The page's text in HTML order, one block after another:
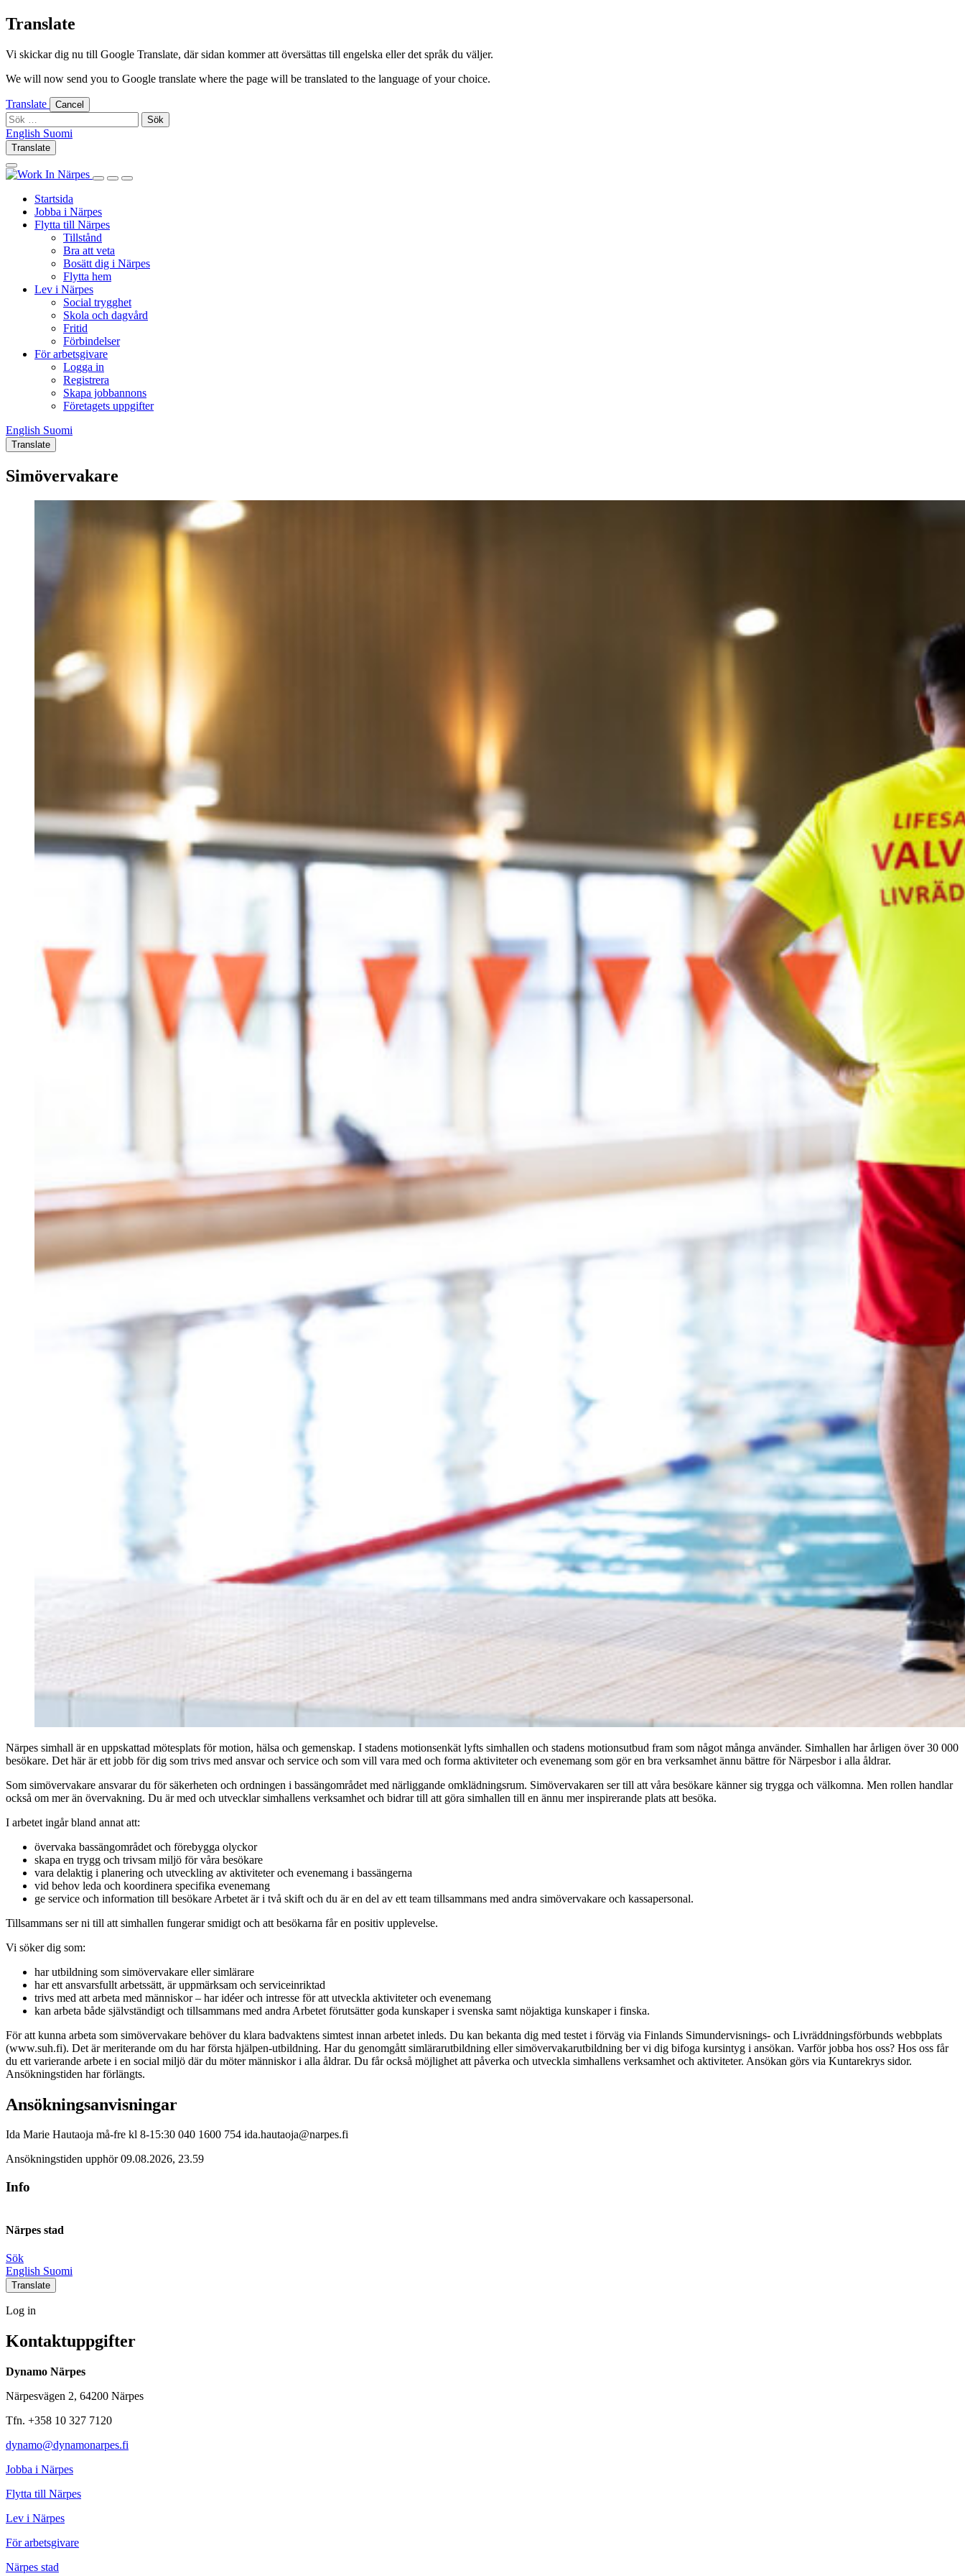
Skip
to
Translate
Vi skickar dig nu till Google Translate, där sidan kommer att översättas till engelska eller det språk du väljer.
We will now send you to Google translate where the page will be translated to the language of your choice.
Translate Cancel
Sök
efter:
English English
Suomi
Translate
Log
inSearch
this
LogSearchShow
Startsida
Jobba i Närpes
Flytta till Närpes
Tillstånd
Bra att veta
Bosätt dig i Närpes
Flytta hem
Lev i Närpes
Social trygghet
Skola och dagvård
Fritid
Förbindelser
För arbetsgivare
Logga in
Registrera
Skapa jobbannons
Företagets uppgifter
English English
Suomi
Translate
Simövervakare
Närpes simhall är en uppskattad mötesplats för motion, hälsa och gemenskap. I stadens motionsenkät lyfts simhallen och stadens motionsutbud fram som något många använder. Simhallen har årligen över 30 000
besökare. Det här är ett jobb för dig som trivs med ansvar och service och som vill vara med och forma aktiviteter och evenemang som gör en bra verksamhet ännu bättre för Närpesbor i alla åldrar.
Som simövervakare ansvarar du för säkerheten och ordningen i bassängområdet med närliggande omklädningsrum. Simövervakaren ser till att våra besökare känner sig trygga och välkomna. Men rollen handlar
också om mer än övervakning. Du är med och utvecklar simhallens verksamhet och bidrar till att göra simhallen till en ännu mer inspirerande plats att besöka.
I arbetet ingår bland annat att:
övervaka bassängområdet och förebygga olyckor
skapa en trygg och trivsam miljö för våra besökare
vara delaktig i planering och utveckling av aktiviteter och evenemang i bassängerna
vid behov leda och koordinera specifika evenemang
ge service och information till besökare Arbetet är i två skift och du är en del av ett team tillsammans med andra simövervakare och kassapersonal.
Tillsammans ser ni till att simhallen fungerar smidigt och att besökarna får en positiv upplevelse.
Vi söker dig som:
har utbildning som simövervakare eller simlärare
har ett ansvarsfullt arbetssätt, är uppmärksam och serviceinriktad
trivs med att arbeta med människor – har idéer och intresse för att utveckla aktiviteter och evenemang
kan arbeta både självständigt och tillsammans med andra Arbetet förutsätter goda kunskaper i svenska samt nöjaktiga kunskaper i finska.
För att kunna arbeta som simövervakare behöver du klara badvaktens simtest innan arbetet inleds. Du kan bekanta dig med testet i förväg via Finlands Simundervisnings- och Livräddningsförbunds webbplats
(www.suh.fi). Det är meriterande om du har första hjälpen-utbildning. Har du genomgått simlärarutbildning eller simövervakarutbildning ber vi dig bifoga kursintyg i ansökan. Varför jobba hos oss? Hos oss får
du ett varierande arbete i en social miljö där du möter människor i alla åldrar. Du får också möjlighet att påverka och utveckla simhallens verksamhet och aktiviteter. Ansökan görs via Kuntarekrys sidor.
Ansökningstiden har förlängts.
Ansökningsanvisningar
Ida Marie Hautaoja må-fre kl 8-15:30 040 1600 754 ida.hautaoja@narpes.fi
Ansökningstiden upphör 09.08.2026, 23.59
Info
Närpes stad
Sök
Social
link
Social
link
Social
link
Social
link
English Suomi
Translate
Log
Log in
Kontaktuppgifter
Dynamo Närpes
Närpesvägen 2, 64200 Närpes
Tfn. +358 10 327 7120
dynamo@dynamonarpes.fi
Jobba i Närpes
Flytta till Närpes
Lev i Närpes
För arbetsgivare
Närpes stad